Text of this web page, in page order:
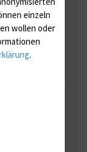
einzeln
wollen oder
.